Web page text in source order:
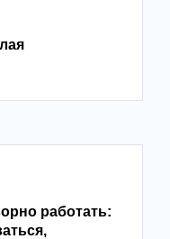
работать: